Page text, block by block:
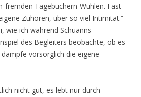
fremden Tagebüchern-Wühlen. Fast
Zuhören, über so viel Intimität.“
wie ich während Schuanns
des Begleiters beobachte, ob es
vorsorglich die eigene
nicht gut, es lebt nur durch